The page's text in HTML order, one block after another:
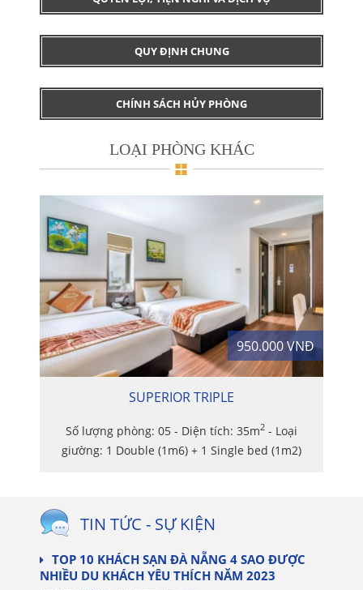
QUY ĐỊNH CHUNG
CHÍNH SÁCH HỦY PHÒNG
LOẠI PHÒNG KHÁC
950.000 VNĐ
SUPERIOR TRIPLE
Số lượng phòng: 05 - Diện tích: 35m2 - Loại
giường: 1 Double (1m6) + 1 Single bed (1m2)
TIN TỨC - SỰ KIỆN
TOP 10 KHÁCH SẠN ĐÀ NẴNG 4 SAO ĐƯỢC
NHIỀU DU KHÁCH YÊU THÍCH NĂM 2023